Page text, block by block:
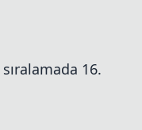
16.